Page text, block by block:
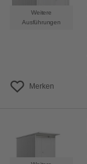
Weitere
Ausführungen
Merken